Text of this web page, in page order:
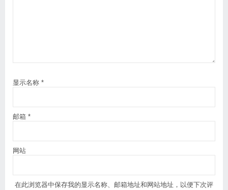
显示名称 *
邮箱 *
网站
在此浏览器中保存我的显示名称、邮箱地址和网站地址，以便下次评